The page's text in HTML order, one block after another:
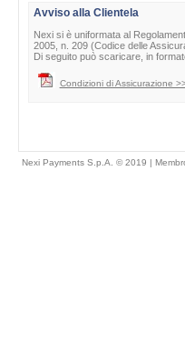
Avviso alla Clientela
Nexi si è uniformata al
2005, n. 209 (Codice delle
Di seguito può scaricare, in
Condizioni di Assicurazione
Nexi Payments S.p.A. © 2019 |